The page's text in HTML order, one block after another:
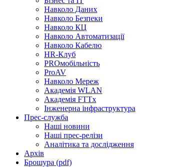
Навколо Даних
Навколо Безпеки
Навколо КЦ
Навколо Автоматизації
Навколо Кабелю
HR-Клуб
PROмобільність
ProAV
Навколо Мереж
Академія WLAN
Академія FTTx
Інженерна інфраструктура
Прес-служба
Наші новини
Наші прес-релізи
Аналітика та дослідження
Архів
Брошура (pdf)